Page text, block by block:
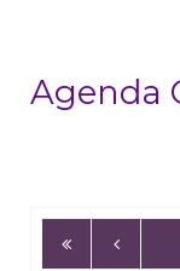
Agenda